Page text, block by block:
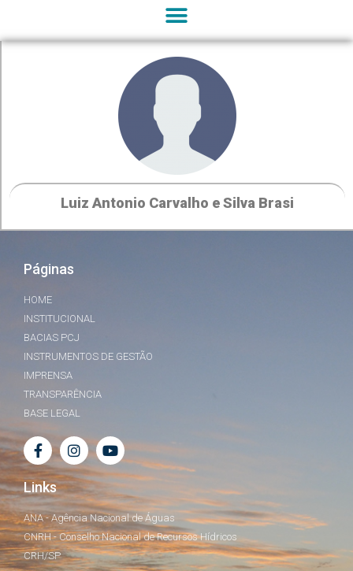
Luiz Antonio Carvalho e Silva Brasi
Páginas
HOME
INSTITUCIONAL
BACIAS PCJ
INSTRUMENTOS DE GESTÃO
IMPRENSA
TRANSPARÊNCIA
BASE LEGAL
Links
ANA - Agência Nacional de Águas
CNRH - Conselho Nacional de Recursos Hídricos
CRH/SP